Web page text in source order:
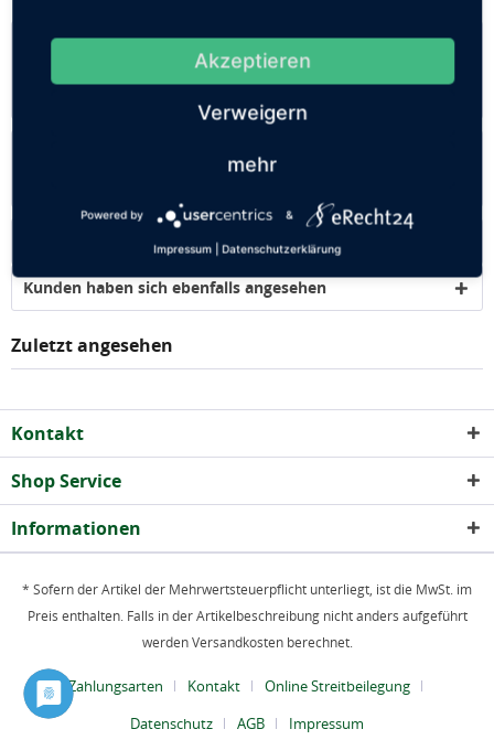
Beschreibung
Hier einmal die Einverständniserklärungen von einigen
Kunden haben sich ebenfalls angesehen
Zuletzt angesehen
Kontakt
Shop Service
Informationen
* Sofern der Artikel der Mehrwertsteuerpflicht unterliegt, ist die MwSt. im
Preis enthalten. Falls in der Artikelbeschreibung nicht anders aufgeführt
werden Versandkosten berechnet.
Zahlungsarten Kontakt
Online Streitbeilegung
Datenschutz
AGB Impressum
Akzeptieren
Verweigern
mehr
Powered by &
Impressum Datenschutzerklärung